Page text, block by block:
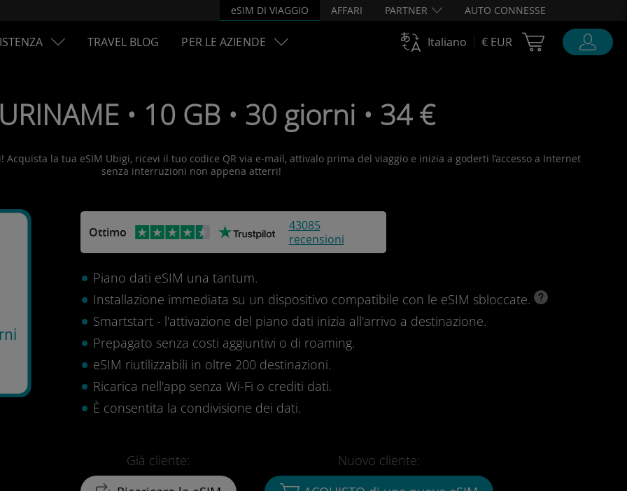
eSIM DI VIAGGIO AFFARI PARTNER AUTO CONNESSE
TRAVEL BLOG PER LE AZIENDE Italiano € EUR Cart Ubigi
• 10 GB • 30 giorni • 34 €
la tua eSIM Ubigi, ricevi il tuo codice QR via e-mail, attivalo prima del viaggio e inizia a goderti l’accesso a Internet
senza interruzioni non appena atterri!
Ottimo
43085
recensioni
Piano dati eSIM una tantum.
Installazione immediata su un dispositivo compatibile con le eSIM sbloccate.
Smartstart - l'attivazione del piano dati inizia all'arrivo a destinazione.
Prepagato senza costi aggiuntivi o di roaming.
eSIM riutilizzabili in oltre 200 destinazioni.
Ricarica nell'app senza Wi-Fi o crediti dati.
È consentita la condivisione dei dati.
Già cliente:
Nuovo cliente: